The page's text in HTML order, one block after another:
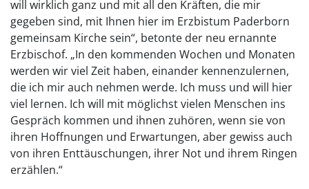
will wirklich ganz und mit all den Kräften, die mir
gegeben sind, mit Ihnen hier im Erzbistum Paderborn
gemeinsam Kirche sein“, betonte der neu ernannte
Erzbischof. „In den kommenden Wochen und Monaten
werden wir viel Zeit haben, einander kennenzulernen,
die ich mir auch nehmen werde. Ich muss und will hier
viel lernen. Ich will mit möglichst vielen Menschen ins
Gespräch kommen und ihnen zuhören, wenn sie von
ihren Hoffnungen und Erwartungen, aber gewiss auch
von ihren Enttäuschungen, ihrer Not und ihrem Ringen
erzählen.“